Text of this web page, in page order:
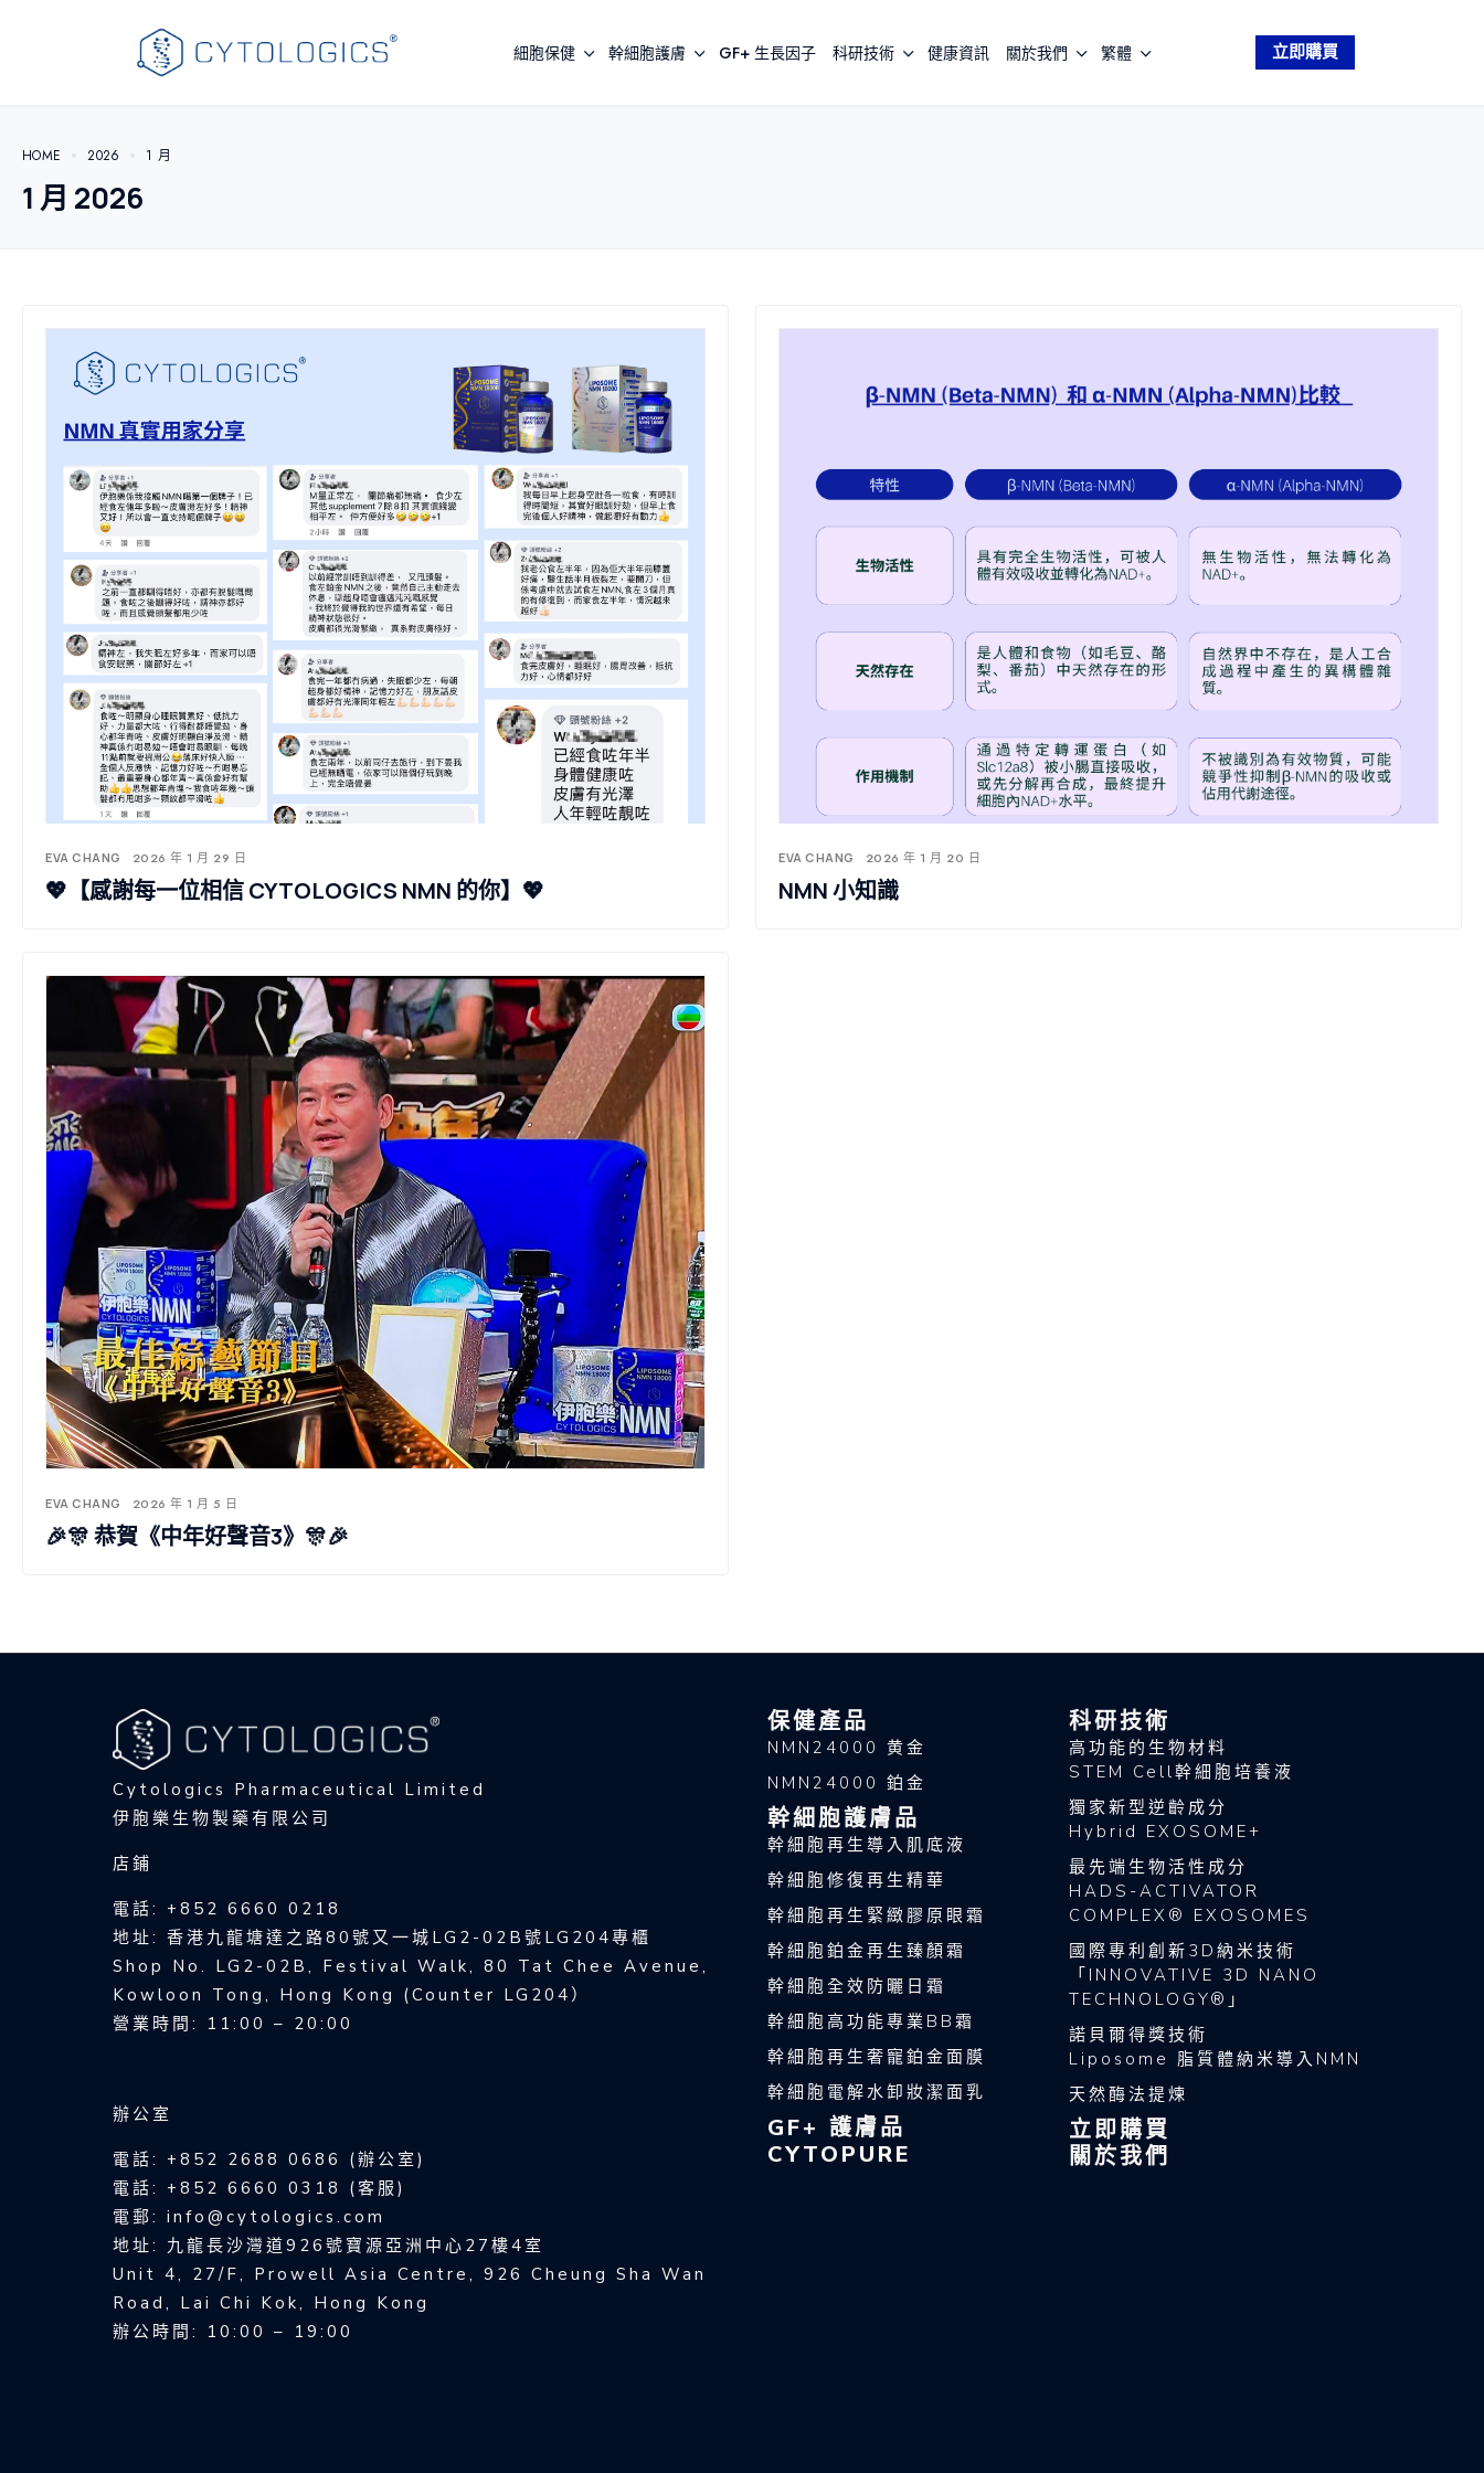
細胞保健 幹細胞護膚 GF+ 生長因子 科研技術 健康資訊 關於我們 繁體 立即購買
HOME 2026 1 月
1 月 2026
EVA CHANG 2026 年 1 月 29 日
💖【感謝每一位相信 CYTOLOGICS NMN 的你】💖
EVA CHANG 2026 年 1 月 20 日
NMN 小知識
EVA CHANG 2026 年 1 月 5 日
🎉🎊 恭賀《中年好聲音3》🎊🎉
Cytologics Pharmaceutical Limited
伊胞樂生物製藥有限公司
店鋪
電話: +852 6660 0218
地址: 香港九龍塘達之路80號又一城LG2-02B號LG204專櫃
Shop No. LG2-02B, Festival Walk, 80 Tat Chee Avenue,
Kowloon Tong, Hong Kong (Counter LG204）
營業時間: 11:00 – 20:00
辦公室
電話: +852 2688 0686 (辦公室)
電話: +852 6660 0318 (客服)
電郵: info@cytologics.com
地址: 九龍長沙灣道926號寶源亞洲中心27樓4室
Unit 4, 27/F, Prowell Asia Centre, 926 Cheung Sha Wan
Road, Lai Chi Kok, Hong Kong
辦公時間: 10:00 – 19:00
保健產品
NMN24000 黄金
NMN24000 鉑金
幹細胞護膚品
幹細胞再生導入肌底液
幹細胞修復再生精華
幹細胞再生緊緻膠原眼霜
幹細胞鉑金再生臻顏霜
幹細胞全效防曬日霜
幹細胞高功能專業BB霜
幹細胞再生奢寵鉑金面膜
幹細胞電解水卸妝潔面乳
GF+ 護膚品
CYTOPURE
科研技術
高功能的生物材料
STEM Cell幹細胞培養液
獨家新型逆齡成分
Hybrid EXOSOME+
最先端生物活性成分
HADS-ACTIVATOR
COMPLEX® EXOSOMES
國際專利創新3D納米技術
「INNOVATIVE 3D NANO
TECHNOLOGY®」
諾貝爾得獎技術
Liposome 脂質體納米導入NMN
天然酶法提煉
立即購買
關於我們